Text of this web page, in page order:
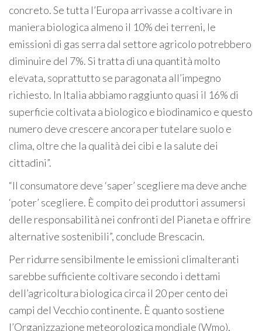
concreto. Se tutta l’Europa arrivasse a coltivare in
maniera biologica almeno il 10% dei terreni, le
emissioni di gas serra dal settore agricolo potrebbero
diminuire del 7%. Si tratta di una quantità molto
elevata, soprattutto se paragonata all’impegno
richiesto. In Italia abbiamo raggiunto quasi il 16% di
superficie coltivata a biologico e biodinamico e questo
numero deve crescere ancora per tutelare suolo e
clima, oltre che la qualità dei cibi e la salute dei
cittadini”.
“Il consumatore deve ‘saper’ scegliere ma deve anche
‘poter’ scegliere. È compito dei produttori assumersi
delle responsabilità nei confronti del Pianeta e offrire
alternative sostenibili”, conclude Brescacin.
Per ridurre sensibilmente le emissioni climalteranti
sarebbe sufficiente coltivare secondo i dettami
dell’agricoltura biologica circa il 20 per cento dei
campi del Vecchio continente. È quanto sostiene
l’Organizzazione meteorologica mondiale (Wmo),